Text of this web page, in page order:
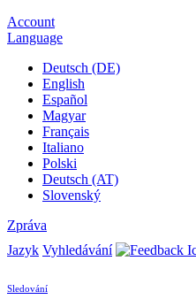
Account
Language
Deutsch (DE)
English
Español
Magyar
Français
Italiano
Polski
Deutsch (AT)
Slovenský
Zpráva
Jazyk Vyhledávání
Sledování